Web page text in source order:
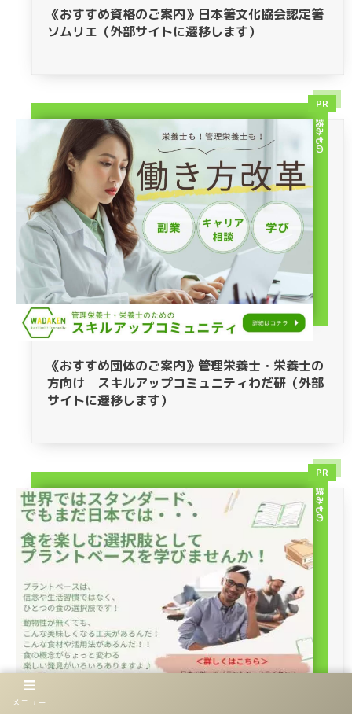
《おすすめ資格のご案内》日本箸文化協会認定箸
ソムリエ（外部サイトに遷移します）
読みもの
《おすすめ団体のご案内》管理栄養士・栄養士の
方向け スキルアップコミュニティわだ研（外部
サイトに遷移します）
PR
読みもの
PR
メニュー